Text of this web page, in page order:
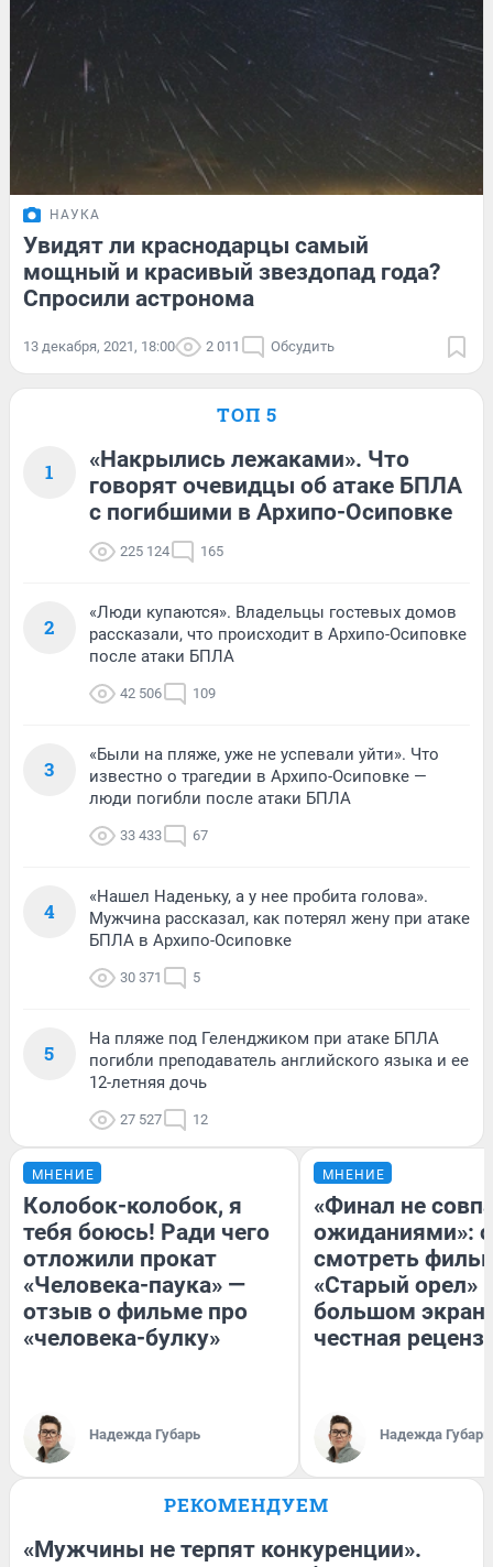
НАУКА
Увидят ли краснодарцы самый
мощный и красивый звездопад года?
Спросили астронома
13 декабря, 2021, 18:00 2 011 Обсудить
ТОП 5
1
«Накрылись лежаками». Что
говорят очевидцы об атаке БПЛА
с погибшими в Архипо-Осиповке
225 124 165
2
«Люди купаются». Владельцы гостевых домов
рассказали, что происходит в Архипо-Осиповке
после атаки БПЛА
42 506 109
3
«Были на пляже, уже не успевали уйти». Что
известно о трагедии в Архипо-Осиповке —
люди погибли после атаки БПЛА
33 433 67
4
«Нашел Наденьку, а у нее пробита голова».
Мужчина рассказал, как потерял жену при атаке
БПЛА в Архипо-Осиповке
30 371 5
5
На пляже под Геленджиком при атаке БПЛА
погибли преподаватель английского языка и ее
12-летняя дочь
27 527 12
МНЕНИЕ
Колобок-колобок, я
тебя боюсь! Ради чего
отложили прокат
«Человека-паука» —
отзыв о фильме про
«человека-булку»
Надежда Губарь
МНЕНИЕ
«Финал не
ожиданиями»:
смотреть
«Старый орел»
большом
честная
Надежда Губарь
РЕКОМЕНДУЕМ
«Мужчины не терпят конкуренции».